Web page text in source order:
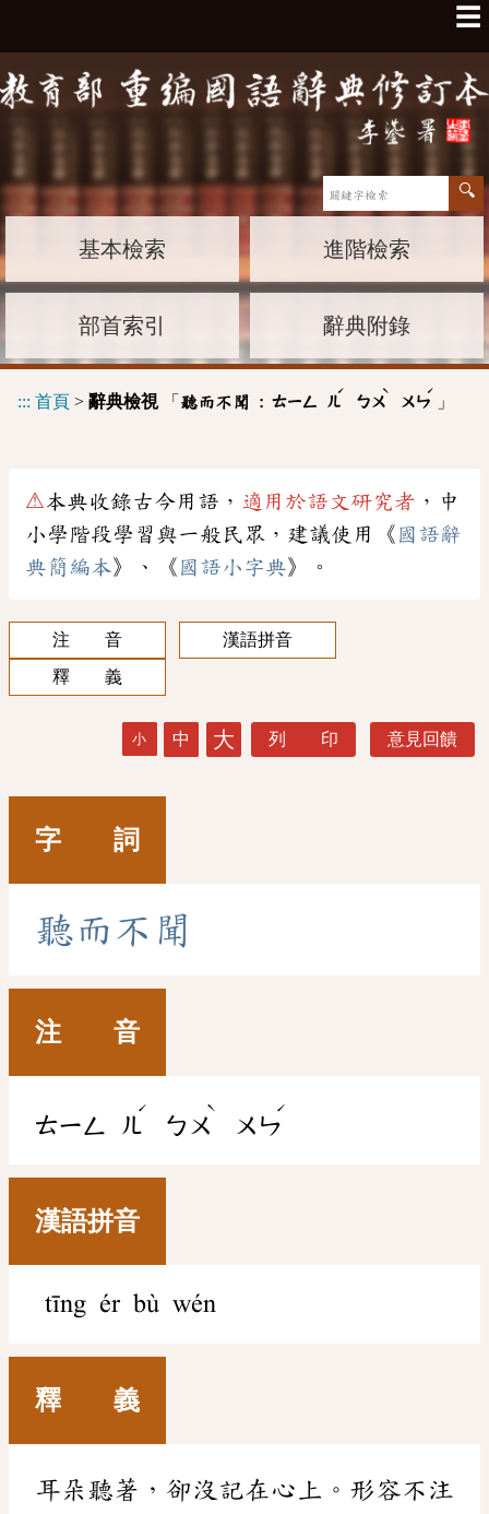
☰
基本檢索 進階檢索
部首索引 辭典附錄
::: 首頁 > 辭典檢視「 聽而不聞 : ㄊㄧㄥ ㄦ
ˊ
ㄅㄨ
ˋ
ㄨㄣ
ˊ
」
⚠本典收錄古今用語， 適用於語文研究者 ，中
小學階段學習與一般民眾，建議使用《 國語辭
典簡編本》、《 國語小字典》。
注 音
漢語拼音
釋 義
小 中 大 列 印 意見回饋
字 詞
聽而不 聞
注 音
ㄊㄧㄥ ㄦ
ˊ
ㄅㄨ
ˋ
ㄨㄣ
ˊ
漢語拼音
tīng ér bù wén
釋 義
耳朵聽著，卻沒記在心上。形容不注